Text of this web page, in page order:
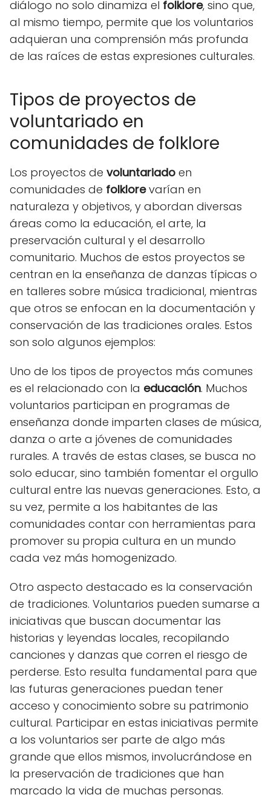
diálogo no solo dinamiza el folklore, sino que,
al mismo tiempo, permite que los voluntarios
adquieran una comprensión más profunda
de las raíces de estas expresiones culturales.
Tipos de proyectos de
voluntariado en
comunidades de folklore
Los proyectos de voluntariado en
comunidades de folklorevarían en
naturaleza y objetivos, y abordan diversas
áreas como la educación, el arte, la
preservación cultural y el desarrollo
comunitario. Muchos de estos proyectos se
centran en la enseñanza de danzas típicas o
en talleres sobre música tradicional, mientras
que otros se enfocan en la documentación y
conservación de las tradiciones orales. Estos
son solo algunos ejemplos:
Uno de los tipos de proyectos más comunes
es el relacionado con la educación. Muchos
voluntarios participan en programas de
enseñanza donde imparten clases de música,
danza o arte a jóvenes de comunidades
rurales. A través de estas clases, se busca no
solo educar, sino también fomentar el orgullo
cultural entre las nuevas generaciones. Esto, a
su vez, permite a los habitantes de las
comunidades contar con herramientas para
promover su propia cultura en un mundo
cada vez más homogenizado.
Otro aspecto destacado es la conservación
de tradiciones. Voluntarios pueden sumarse a
iniciativas que buscan documentar las
historias y leyendas locales, recopilando
canciones y danzas que corren el riesgo de
perderse. Esto resulta fundamental para que
las futuras generaciones puedan tener
acceso y conocimiento sobre su patrimonio
cultural. Participar en estas iniciativas permite
a los voluntarios ser parte de algo más
grande que ellos mismos, involucrándose en
la preservación de tradiciones que han
marcado la vida de muchas personas.